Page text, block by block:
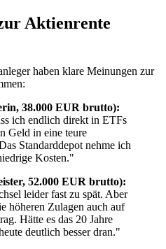
Aktienrente
haben klare Meinungen zur
38.000 EUR brutto):
ich endlich direkt in ETFs
Geld in eine teure
Standarddepot nehme ich
Kosten."
52.000 EUR brutto):
leider fast zu spät. Aber
höheren Zulagen auch auf
Hätte es das 20 Jahre
deutlich besser dran."